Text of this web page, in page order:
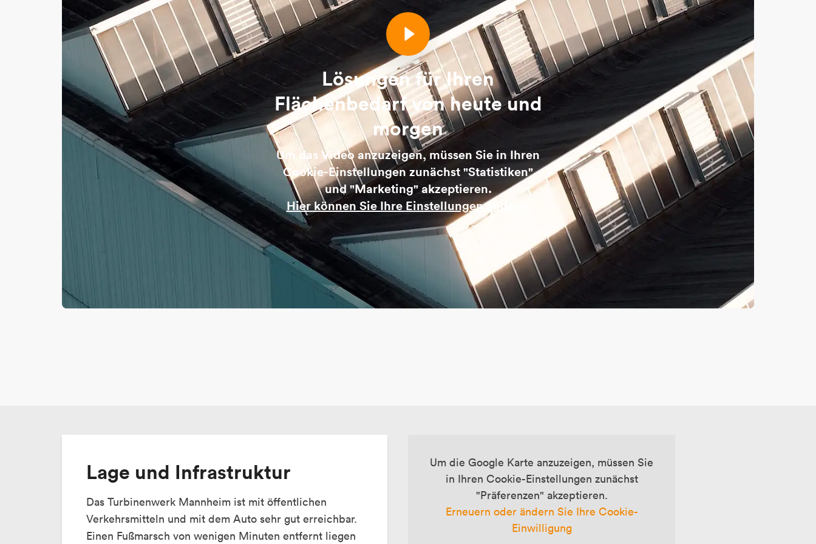
Lösungen für Ihren
Flächenbedarf von heute und
morgen
Um das Video anzuzeigen, müssen Sie in Ihren
Cookie-Einstellungen zunächst "Statistiken"
und "Marketing" akzeptieren.
Hier können Sie Ihre Einstellungen ändern.
Lage und Infrastruktur
Das Turbinenwerk Mannheim ist mit öffentlichen
Verkehrsmitteln und mit dem Auto sehr gut erreichbar.
Einen Fußmarsch von wenigen Minuten entfernt liegen
Um die Google Karte anzuzeigen, müssen Sie
in Ihren Cookie-Einstellungen zunächst
"Präferenzen" akzeptieren.
Erneuern oder ändern Sie Ihre Cookie-
Einwilligung